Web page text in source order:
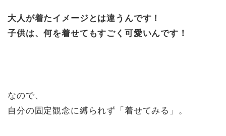
大人が着たイメージとは違うんです！
子供は、何を着せてもすごく可愛いんです！
なので、
自分の固定観念に縛られず「着せてみる」。